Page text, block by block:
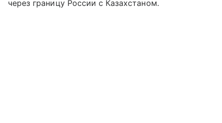
через границу России с Казахстаном.